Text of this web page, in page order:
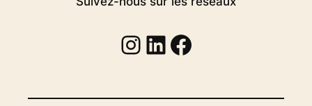
Instagram
Linkedin
Facebook